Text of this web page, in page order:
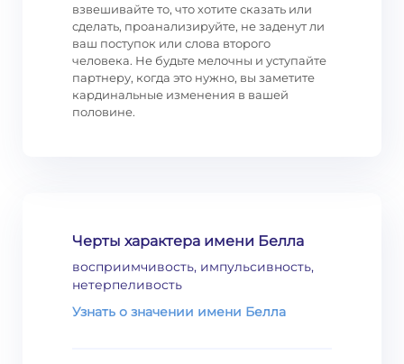
взвешивайте то, что хотите сказать или
сделать, проанализируйте, не заденут ли
ваш поступок или слова второго
человека. Не будьте мелочны и уступайте
партнеру, когда это нужно, вы заметите
кардинальные изменения в вашей
половине.
Черты характера имени Белла
восприимчивость, импульсивность,
нетерпеливость
Узнать о значении имени Белла